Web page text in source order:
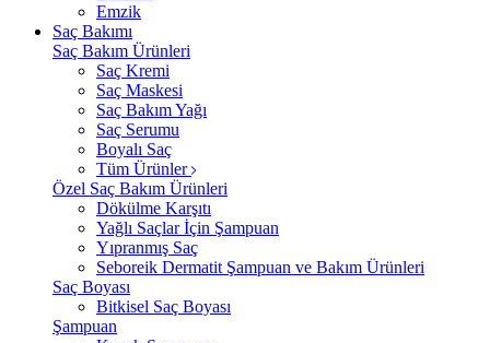
Emzik
Saç Bakımı
Saç Bakım Ürünleri
Saç Kremi
Saç Maskesi
Saç Bakım Yağı
Saç Serumu
Boyalı Saç
Tüm Ürünler
Özel Saç Bakım Ürünleri
Dökülme Karşıtı
Yağlı Saçlar İçin Şampuan
Yıpranmış Saç
Seboreik Dermatit Şampuan ve Bakım Ürünleri
Saç Boyası
Bitkisel Saç Boyası
Şampuan